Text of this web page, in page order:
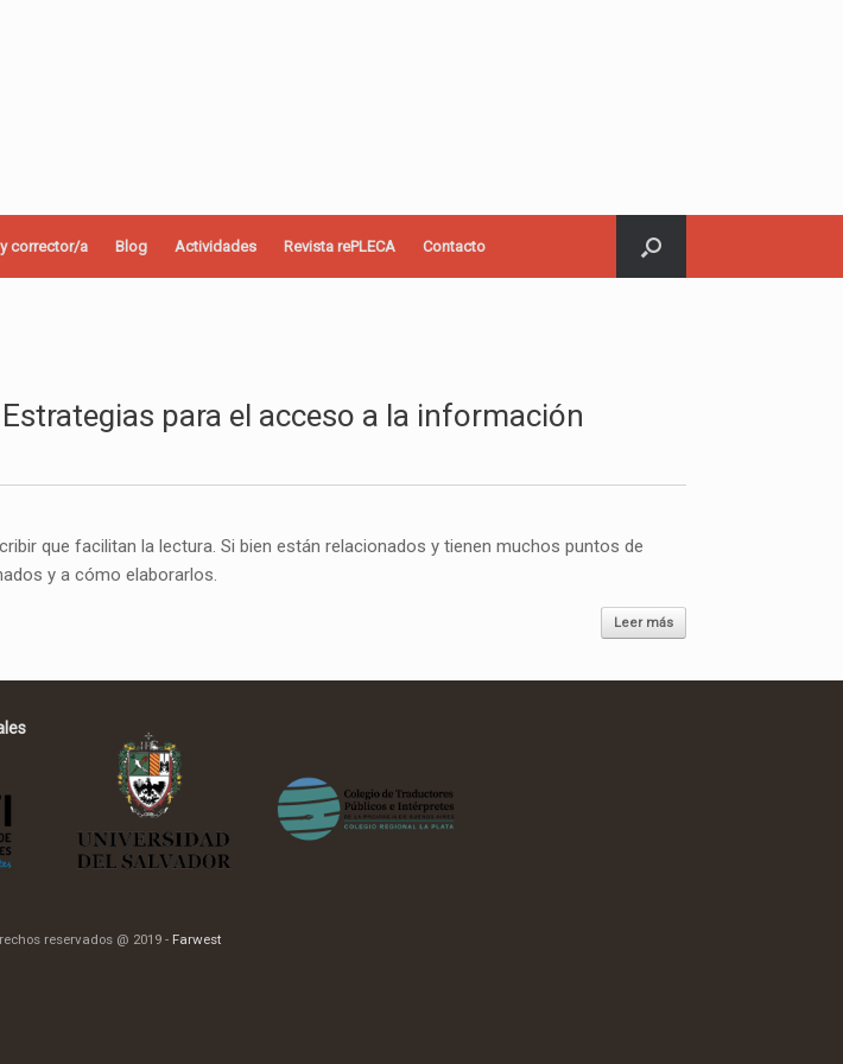
corrector/a Blog Actividades Revista rePLECA Contacto
para el acceso a la información
que facilitan la lectura. Si bien están relacionados y tienen muchos puntos de
y a cómo elaborarlos.
Leer más
reservados @ 2019 - Farwest